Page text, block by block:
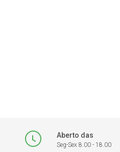
Aberto das
Seg-Sex 8.00 - 18.00